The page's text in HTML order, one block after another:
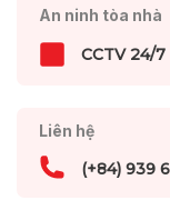
An ninh tòa nhà
CCTV 24/7
Liên hệ
(+84) 939